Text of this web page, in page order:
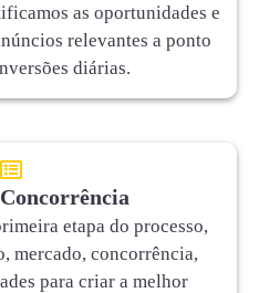
as oportunidades e
relevantes a ponto
diárias.
etapa do processo,
mercado, concorrência,
para criar a melhor